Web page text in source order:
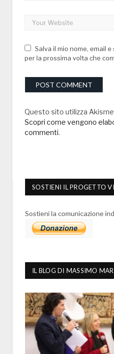
Salva il mio nome, email
per la prossima volta che
Questo sito utilizza
Scopri come vengono
commenti.
SOSTIENI IL PROGETTO
Sostieni la comunicazione
IL BLOG DI MASSIMO